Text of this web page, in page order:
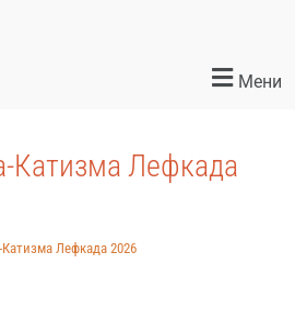
Мени
Катизма Лефкада
Лефкада 2026